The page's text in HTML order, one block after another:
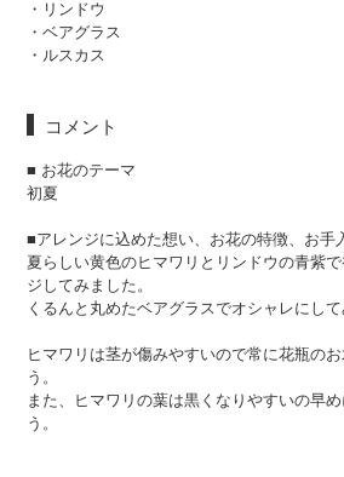
・リンドウ
・ベアグラス
・ルスカス
コメント
■ お花のテーマ
初夏
■アレンジに込めた想い、お花の特徴、お手
夏らしい黄色のヒマワリとリンドウの青紫
ジしてみました。
くるんと丸めたベアグラスでオシャレにして
ヒマワリは茎が傷みやすいので常に花瓶の
う。
また、ヒマワリの葉は黒くなりやすいの早
う。